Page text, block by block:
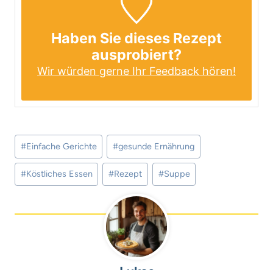
Haben Sie dieses Rezept
ausprobiert?
Wir würden gerne Ihr Feedback hören!
Schlagworte:
#Einfache Gerichte #gesunde Ernährung
#Köstliches Essen #Rezept #Suppe